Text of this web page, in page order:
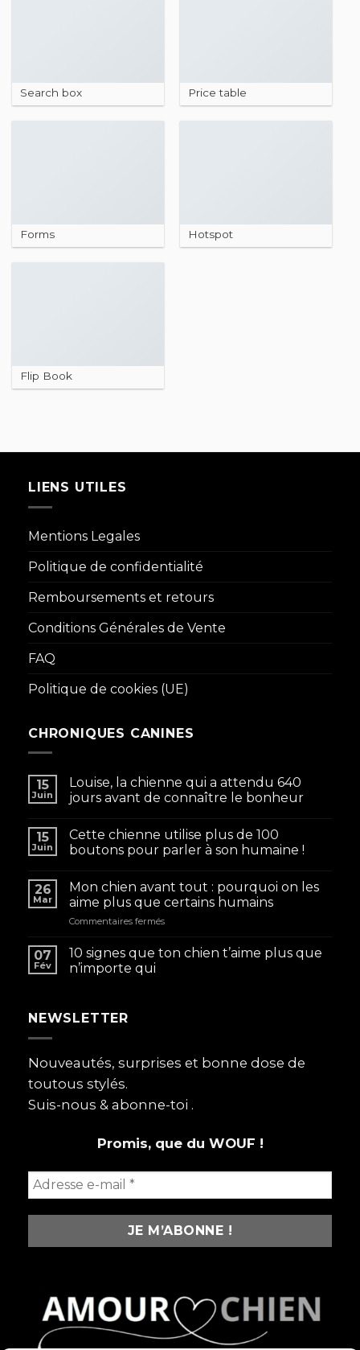
Search box Price table
Forms Hotspot
Flip Book
LIENS UTILES
Mentions Legales
Politique de confidentialité
Remboursements et retours
Conditions Générales de Vente
FAQ
Politique de cookies (UE)
CHRONIQUES CANINES
15
Juin
Louise, la chienne qui a attendu 640
jours avant de connaître le bonheur
15
Juin
Cette chienne utilise plus de 100
boutons pour parler à son humaine !
26
Mar
Mon chien avant tout : pourquoi on les
aime plus que certains humains
Commentaires ferméssur
chien
que
humains
07
Fév
10 signes que ton chien t’aime plus que
n’importe qui
NEWSLETTER
Nouveautés, surprises et bonne dose de
toutous stylés.
Suis-nous & abonne-toi .
Promis, que du WOUF !